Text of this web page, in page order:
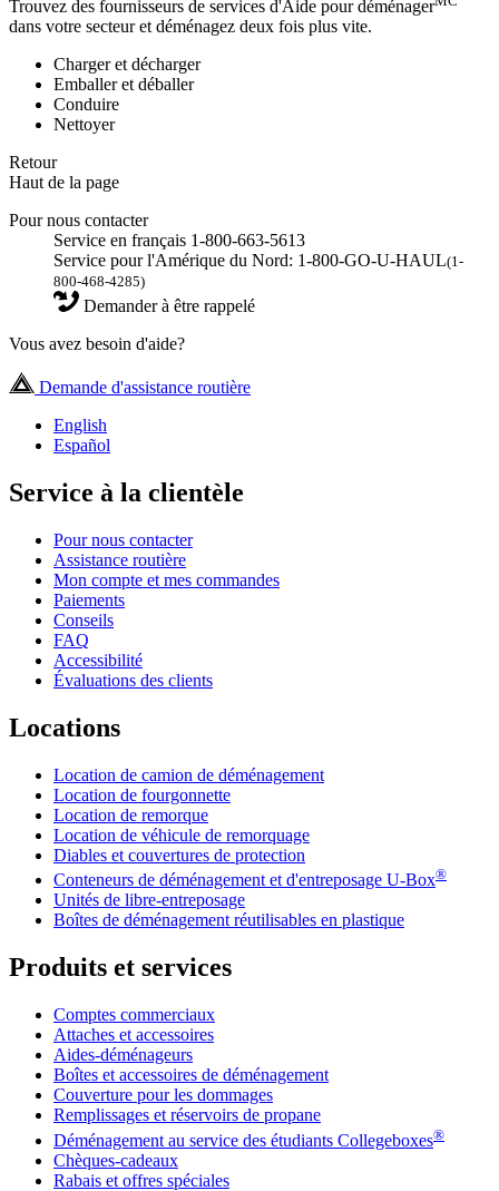
Trouvez des fournisseurs de services d'Aide pour déménager
dans votre secteur et déménagez deux fois plus vite.
Charger et décharger
Emballer et déballer
Conduire
Nettoyer
Retour
Haut de la page
Pour nous contacter
Service en français 1-800-663-5613
Service pour l'Amérique du Nord: 1-800-GO-U-HAUL(1-
800-468-4285)
Demander à être rappelé
Vous avez besoin d'aide?
Demande d'assistance routière
English
Español
Service à la clientèle
Pour nous contacter
Assistance routière
Mon compte et mes commandes
Paiements
Conseils
FAQ
Accessibilité
Évaluations des clients
Locations
Location de camion de déménagement
Location de fourgonnette
Location de remorque
Location de véhicule de remorquage
Diables et couvertures de protection
Conteneurs de déménagement et d'entreposage U-Box®
Unités de libre-entreposage
Boîtes de déménagement réutilisables en plastique
Produits et services
Comptes commerciaux
Attaches et accessoires
Aides-déménageurs
Boîtes et accessoires de déménagement
Couverture pour les dommages
Remplissages et réservoirs de propane
Déménagement au service des étudiants Collegeboxes®
Chèques-cadeaux
Rabais et offres spéciales